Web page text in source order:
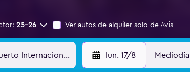
25-26 Ver autos de alquiler solo de Avis
lun. 17/8 Mediodía